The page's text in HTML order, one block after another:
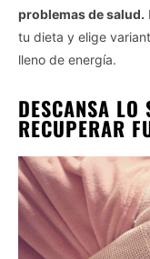
problemas de salud.
tu dieta y elige
lleno de energía.
DESCANSA LO
RECUPERAR